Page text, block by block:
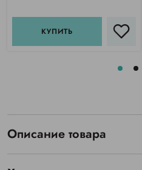
КУПИТЬ
Описание товара